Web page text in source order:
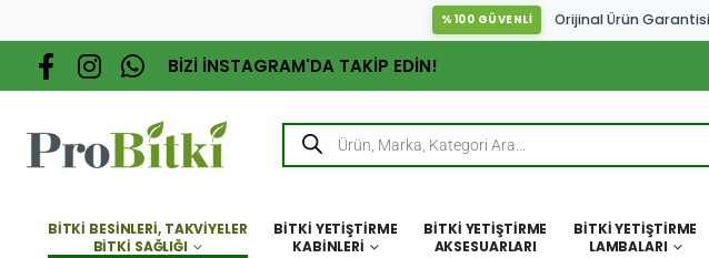
%100 GÜVENLİ Orijinal Ürün
BİZİ İNSTAGRAM'DA TAKİP EDİN!
BITKI BESINLERI, TAKVIYELER
BITKI SAĞLIĞI
BITKI YETIŞTIRME
KABINLERI
BITKI YETIŞTIRME
AKSESUARLARI
BITKI YETIŞTIRME
LAMBALARI